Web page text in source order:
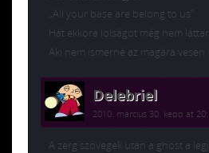
„All your base are belong to us”
Hát ekkora lolságot még nem
Aki nem ismerné az magára vesen
Delebriel
2010. március 30. kedd at
A zerg szövegek után a ghost a